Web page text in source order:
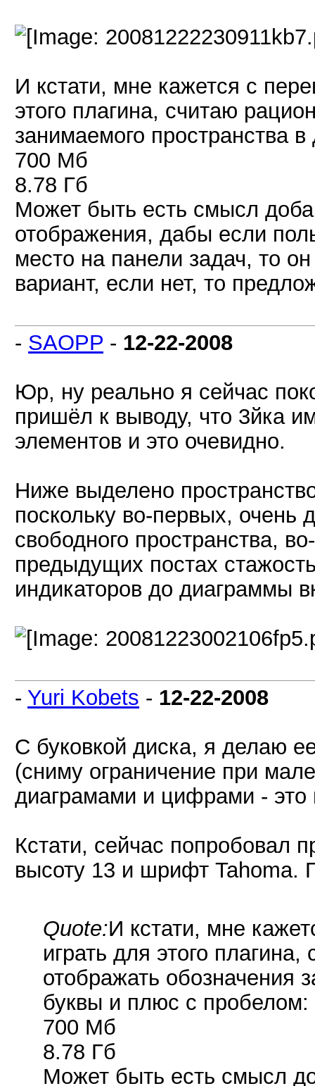
И кстати, мне кажется с
этого плагина, считаю
занимаемого пространства
700 Мб
8.78 Гб
Может быть есть смысл
отображения, дабы если
место на панели задач, то
вариант, если нет, то
- SAOPP - 12-22-2008
Юр, ну реально я сейчас
пришёл к выводу, что 3йка
элементов и это очевидно.
Ниже выделено
поскольку во-первых, очень
свободного пространства,
предыдущих постах
индикаторов до диаграммы
- Yuri Kobets - 12-22-2008
С буковкой диска, я делаю
(сниму ограничение при
диаграмами и цифрами -
Кстати, сейчас попробовал
высоту 13 и шрифт Tahoma.
Quote:И кстати, мне
играть для этого
отображать обозначения
буквы и плюс с пробелом:
700 Мб
8.78 Гб
Может быть есть смысл